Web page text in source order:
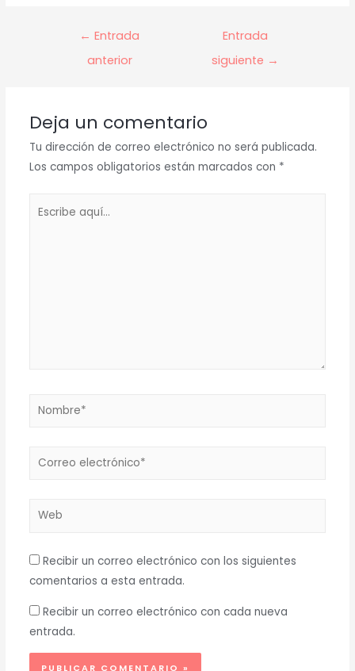
Navegación
← Entrada
anterior
Entrada
siguiente →
Deja un comentario
Tu dirección de correo electrónico no será publicada.
Los campos obligatorios están marcados con *
Nombre*
Correo
Web
Recibir un correo electrónico con los siguientes
comentarios a esta entrada.
Recibir un correo electrónico con cada nueva
entrada.